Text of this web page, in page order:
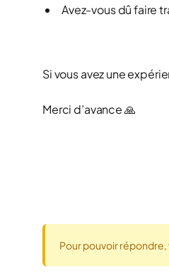
Avez-vous dû faire
Si vous avez une
Merci d’avance 🙏
Pour pouvoir répondre,